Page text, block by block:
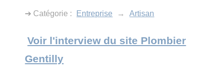
➔ Catégorie : Entreprise → Artisan
Voir l'interview du site Plombier
Gentilly